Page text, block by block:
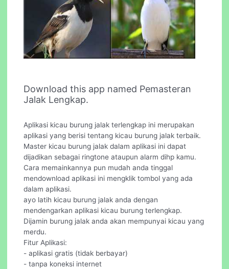
Download this app named Pemasteran
Jalak Lengkap.
Aplikasi kicau burung jalak terlengkap ini merupakan
aplikasi yang berisi tentang kicau burung jalak terbaik.
Master kicau burung jalak dalam aplikasi ini dapat
dijadikan sebagai ringtone ataupun alarm dihp kamu.
Cara memainkannya pun mudah anda tinggal
mendownload aplikasi ini mengklik tombol yang ada
dalam aplikasi.
ayo latih kicau burung jalak anda dengan
mendengarkan aplikasi kicau burung terlengkap.
Dijamin burung jalak anda akan mempunyai kicau yang
merdu.
Fitur Aplikasi:
- aplikasi gratis (tidak berbayar)
- tanpa koneksi internet